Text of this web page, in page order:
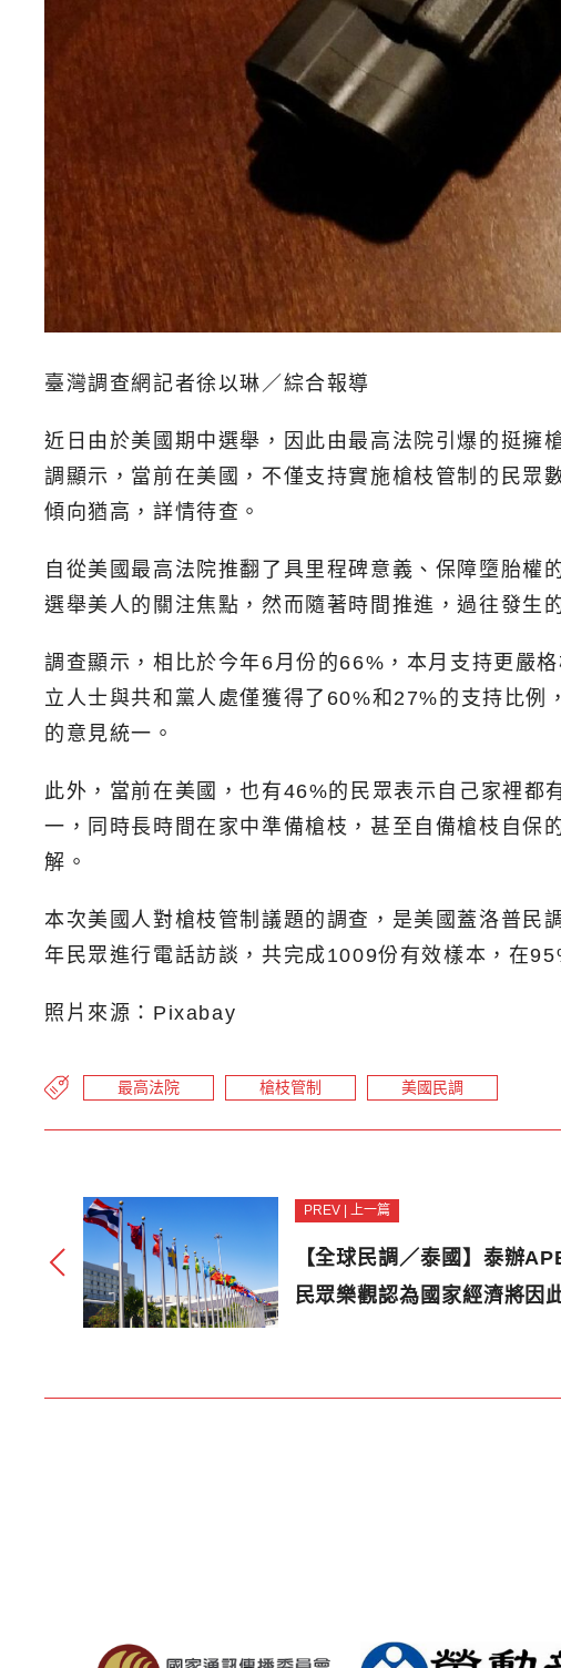
臺灣調查網記者徐以琳／綜合報導
近日由於美國期中選舉，因此由最高法院引爆的挺
調顯示，當前在美國，不僅支持實施槍枝管制的民眾
傾向猶高，詳情待查。
自從美國最高法院推翻了具里程碑意義、保障墮胎
選舉美人的關注焦點，然而隨著時間推進，過往發生
調查顯示，相比於今年6月份的66%，本月支持更嚴
立人士與共和黨人處僅獲得了60%和27%的支持比例
的意見統一。
此外，當前在美國，也有46%的民眾表示自己家裡
一，同時長時間在家中準備槍枝，甚至自備槍枝自保
解。
本次美國人對槍枝管制議題的調查，是美國蓋洛普
年民眾進行電話訪談，共完成1009份有效樣本，在
照片來源：Pixabay
最高法院 槍枝管制 美國民調
PREV | 上一篇
【全球民調／泰國】泰辦
民眾樂觀認為國家經濟將因